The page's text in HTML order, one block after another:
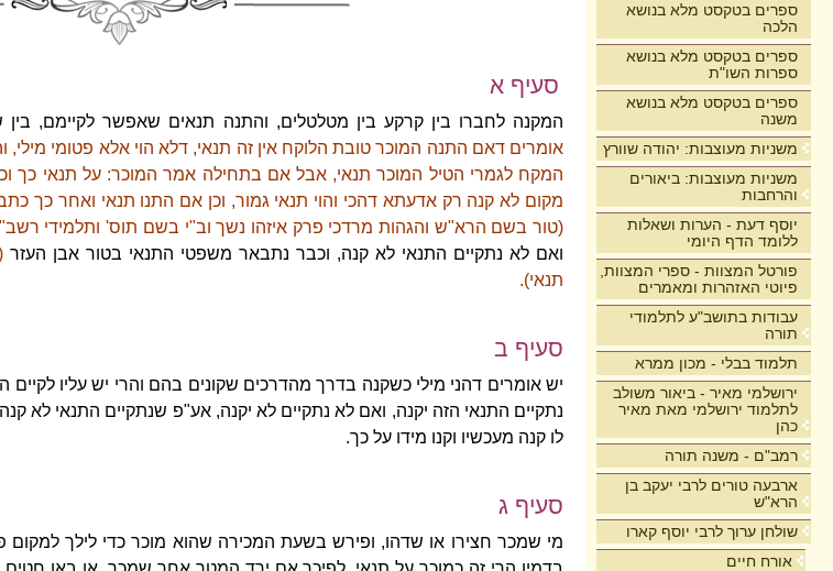
ספרים בטקסט מלא בנושא
הלכה
ספרים בטקסט מלא בנושא
ספרות השו"ת
ספרים בטקסט מלא בנושא
משנה
משניות מעוצבות: יהודה שוורץ
משניות מעוצבות: ביאורים
והרחבות
יוסף דעת - הערות ושאלות
ללומד הדף היומי
פורטל המצוות - ספרי המצוות,
פיוטי האזהרות ומאמרים
עבודות בתושב"ע לתלמודי
תורה
תלמוד בבלי - מכון ממרא
ירושלמי מאיר - ביאור משולב
לתלמוד ירושלמי מאת מאיר
כהן
רמב"ם - משנה תורה
ארבעה טורים לרבי יעקב בן
הרא"ש
שולחן ערוך לרבי יוסף קארו
אורח חיים
סעיף א
המקנה לחברו בין קרקע בין מטלטלים, והתנה תנאים שאפשר לקיימם,
אומרים דאם התנה המוכר טובת הלוקח אין זה תנאי, דלא הוי אלא פטומי
המקח לגמרי הטיל המוכר תנאי, אבל אם בתחילה אמר המוכר: על תנאי כך
מקום לא קנה רק אדעתא דהכי והוי תנאי גמור, וכן אם התנו תנאי ואחר כך
(טור בשם הרא"ש והגהות מרדכי פרק איזהו נשך וב"י בשם תוס' ותלמידי
ואם לא נתקיים התנאי לא קנה, וכבר נתבאר משפטי התנאי בטור אבן העזר
תנאי).
סעיף ב
יש אומרים דהני מילי כשקנה בדרך מהדרכים שקונים בהם והרי יש עליו
נתקיים התנאי הזה יקנה, ואם לא נתקיים לא יקנה, אע"פ שנתקיים התנאי לא
לו קנה מעכשיו וקנו מידו על כך.
סעיף ג
מי שמכר חצירו או שדהו, ופירש בשעת המכירה שהוא מוכר כדי לילך למקום